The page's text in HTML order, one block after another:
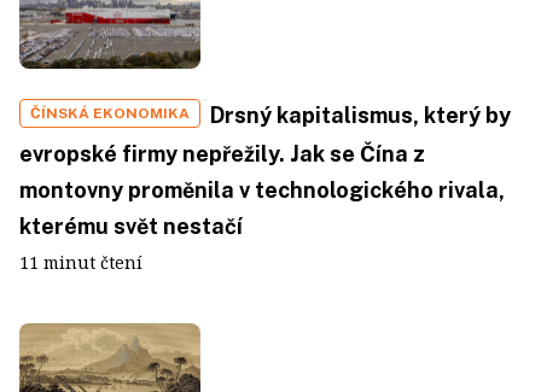
ČÍNSKÁ EKONOMIKA
Drsný kapitalismus, který by
evropské firmy nepřežily. Jak se Čína z
montovny proměnila v technologického rivala,
kterému svět nestačí
11 minut čtení